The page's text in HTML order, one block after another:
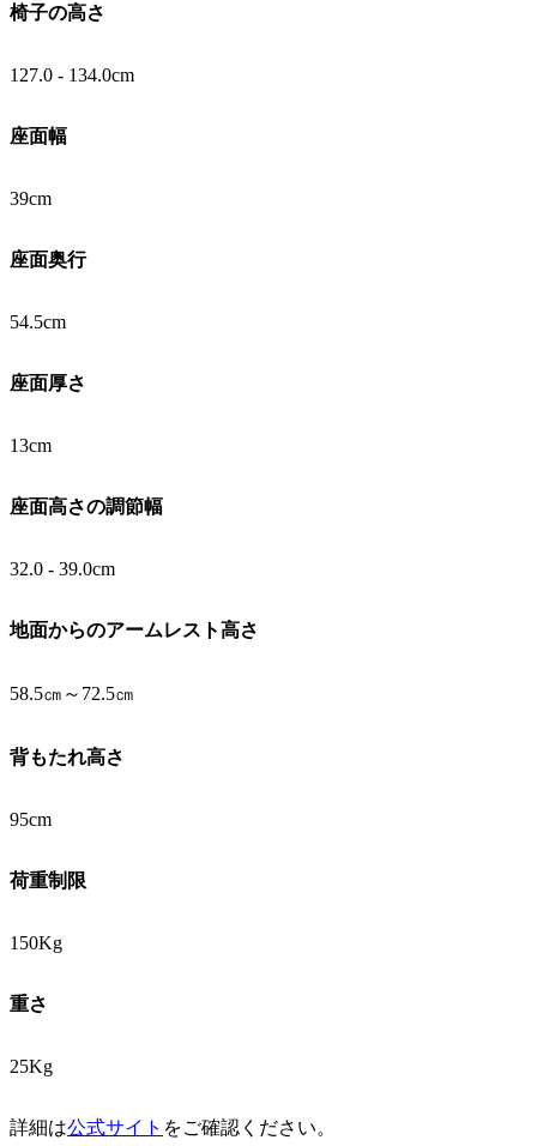
椅子の高さ
127.0 - 134.0cm
座面幅
39cm
座面奥行
54.5cm
座面厚さ
13cm
座面高さの調節幅
32.0 - 39.0cm
地面からのアームレスト高さ
58.5㎝～72.5㎝
背もたれ高さ
95cm
荷重制限
150Kg
重さ
25Kg
詳細は公式サイト をご確認ください。